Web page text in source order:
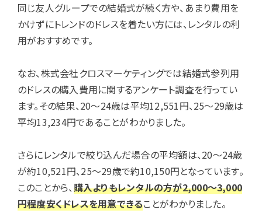
同じ友人グループでの結婚式が続く方や、あまり費用を
かけずにトレンドのドレスを着たい方には、レンタルの利
用がおすすめです。
なお、株式会社クロスマーケティングでは結婚式参列用
のドレスの購入費用に関するアンケート調査を行ってい
ます。その結果、20～24歳は平均12,551円、25～29歳は
平均13,234円であることがわかりました。
さらにレンタルで絞り込んだ場合の平均額は、20～24歳
が約10,521円、25〜29歳で約10,150円となっています。
このことから、購入よりもレンタルの方が2,000～3,000
円程度安くドレスを用意できることがわかりました。